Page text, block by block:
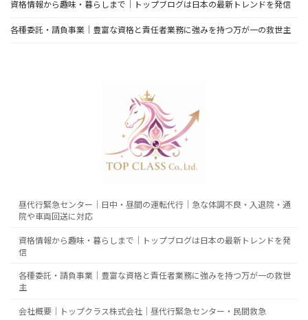
資格情報から趣味・暮らしまで｜トップブログは日本の最新トレンドを発信
各種委託・請負事業｜豊富な資格と責任者業務に強みを持つ万が一の救世主
昼代行緊急センター｜日中・昼間の運転代行｜急な体調不良・入退院・通
院や車両回送に対応
資格情報から趣味・暮らしまで｜トップブログは日本の最新トレンドを発
信
各種委託・請負事業｜豊富な資格と責任者業務に強みを持つ万が一の救世
主
会社概要｜トップクラス株式会社｜昼代行緊急センター・民間救急